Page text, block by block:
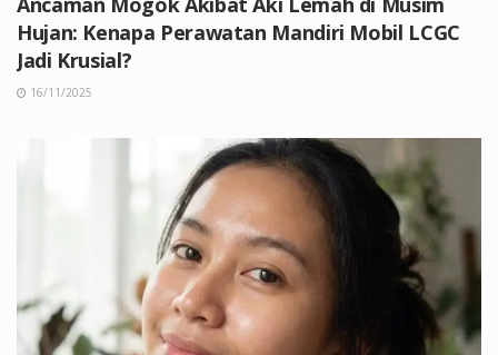
Hujan: Kenapa Perawatan Mandiri Mobil LCGC
Jadi Krusial?
16/11/2025